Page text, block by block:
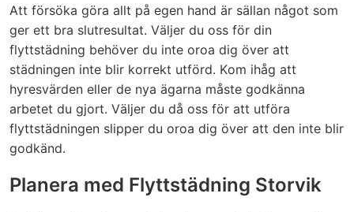
✔Dammsugning av soffa/säng.
✔Dammtorkning.
(Obs! Vi tillhandahåller ej några
specialverktyg eller maskin för möbel/matt
rengöring eller liknande.)
Vattenlås / Golvbrunnar
✔Vattenlåset öppnas och rengörs invändigt.
tvättmaskin, diskmaskin med mera.
✔Nedmontering eller isärplockning av
inredning eller liknande för att komma åt att
städa.
(Även flytt av spis, badkar kyl/frys &
tvättmaskin/torktummlare, då vi inte vill
riskera skador).
(Kan tilläggas mot timdebitering).
Att försöka göra allt på egen hand är sällan något som
ger ett bra slutresultat. Väljer du oss för din
flyttstädning behöver du inte oroa dig över att
städningen inte blir korrekt utförd. Kom ihåg att
hyresvärden eller de nya ägarna måste godkänna
arbetet du gjort. Väljer du då oss för att utföra
flyttstädningen slipper du oroa dig över att den inte blir
godkänd.
Planera med Flyttstädning Storvik